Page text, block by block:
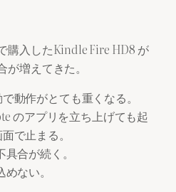
購入したKindle Fire HD8 が
増えてきた。
動作がとても重くなる。
のアプリを立ち上げても起
で止まる。
合が続く。
ない。